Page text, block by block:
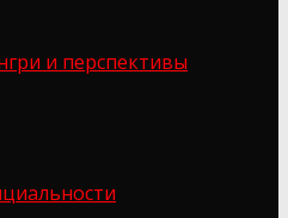
и перспективы